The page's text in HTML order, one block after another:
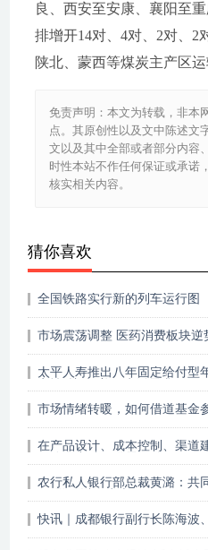
良、西安至安康、襄阳至
排增开14对、4对、2对、2
陕北、蒙西等煤炭主产区运
免责声明：本文为转载，非本
点。其原创性以及文中陈述文
文以及其中全部或者部分内容
时性本站不作任何保证或承诺
核实相关内容。
猜你喜欢
全国铁路实行新的列车运行图
市场震荡调整 医药消费板块逆
太平人寿推出八年固定给付型
市场情绪转暖，如何借道基金
在产品设计、成本控制、渠道
农行私人银行部总裁黄潞：共
快讯｜成都银行副行长陈海波